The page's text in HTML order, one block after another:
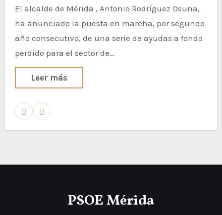
El alcalde de Mérida , Antonio Rodríguez Osuna,
ha anunciado la puesta en marcha, por segundo
año consecutivo, de una serie de ayudas a fondo
perdido para el sector de…
Leer más
PSOE Mérida